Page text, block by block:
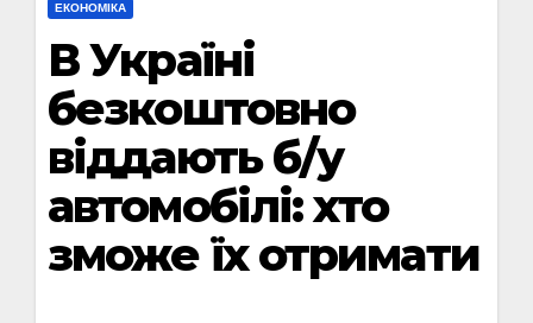
ЕКОНОМІКА
В Україні
безкоштовно
віддають б/у
автомобілі: хто
зможе їх отримати